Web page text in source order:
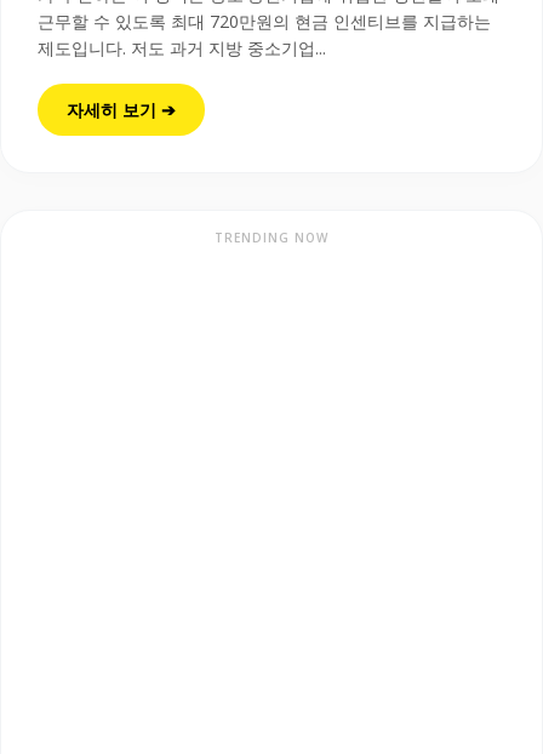
근무할 수 있도록 최대 720만원의 현금 인센티브를 지급하는
제도입니다. 저도 과거 지방 중소기업...
자세히 보기 ➔
TRENDING NOW